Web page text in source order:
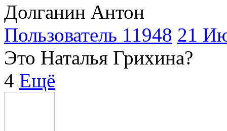
Долганин Антон
Пользователь 11948 21
Это Наталья Грихина?
4 Ещё